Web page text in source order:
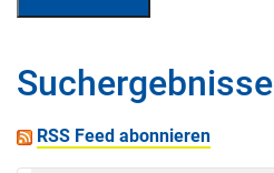
Suchergebnisse
RSS Feed abonnieren